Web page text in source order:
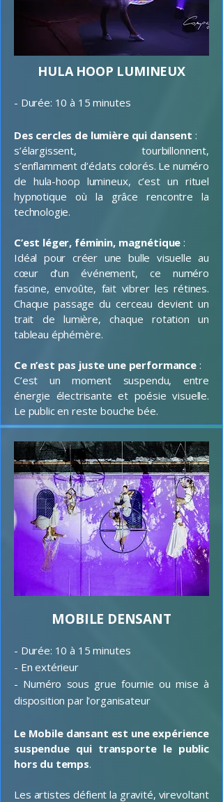
HULA HOOP LUMINEUX
- Durée: 10 à 15 minutes
Des cercles de lumière qui dansent :
s’élargissent, tourbillonnent,
s’enflamment d’éclats colorés. Le numéro
de hula-hoop lumineux, c’est un rituel
hypnotique où la grâce rencontre la
technologie.
C’est léger, féminin, magnétique :
Idéal pour créer une bulle visuelle au
cœur d’un événement, ce numéro
fascine, envoûte, fait vibrer les rétines.
Chaque passage du cerceau devient un
trait de lumière, chaque rotation un
tableau éphémère.
Ce n’est pas juste une performance:
C’est un moment suspendu, entre
énergie électrisante et poésie visuelle.
Le public en reste bouche bée.
MOBILE DENSANT
- Durée: 10 à 15 minutes
- En extérieur
- Numéro sous grue fournie ou mise à
disposition par l'organisateur
Le Mobile dansant est une expérience
suspendue qui transporte le public
hors du temps.
Les artistes défient la gravité, virevoltant